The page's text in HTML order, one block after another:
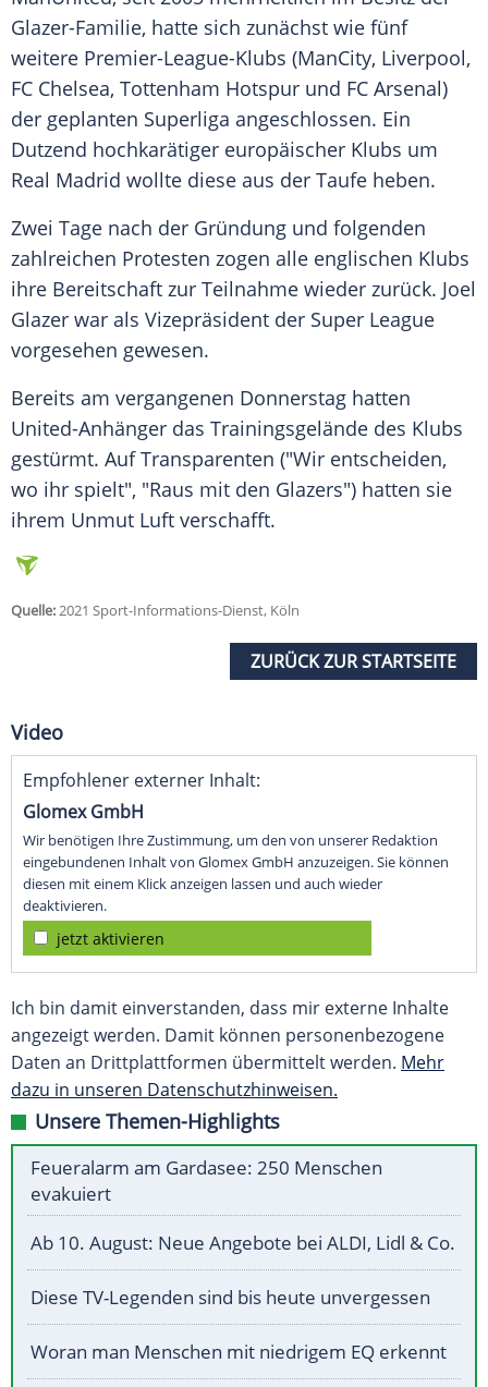
Glazer-Familie, hatte sich zunächst wie fünf
weitere Premier-League-Klubs (ManCity, Liverpool,
FC Chelsea, Tottenham Hotspur und FC Arsenal)
der geplanten Superliga angeschlossen. Ein
Dutzend hochkarätiger europäischer Klubs um
Real Madrid wollte diese aus der Taufe heben.
Zwei Tage nach der Gründung und folgenden
zahlreichen Protesten zogen alle englischen Klubs
ihre Bereitschaft zur Teilnahme wieder zurück. Joel
Glazer war als Vizepräsident der Super League
vorgesehen gewesen.
Bereits am vergangenen Donnerstag hatten
United-Anhänger das Trainingsgelände des Klubs
gestürmt. Auf Transparenten ("Wir entscheiden,
wo ihr spielt", "Raus mit den Glazers") hatten sie
ihrem Unmut Luft verschafft.
Quelle:2021 Sport-Informations-Dienst, Köln
ZURÜCK ZUR STARTSEITE
Video
Empfohlener externer Inhalt:
Glomex GmbH
Wir benötigen Ihre Zustimmung, um den von unserer Redaktion
eingebundenen Inhalt von Glomex GmbH anzuzeigen. Sie können
diesen mit einem Klick anzeigen lassen und auch wieder
deaktivieren.
jetzt aktivieren
Ich bin damit einverstanden, dass mir externe Inhalte
angezeigt werden. Damit können personenbezogene
Daten an Drittplattformen übermittelt werden. Mehr
dazu in unseren Datenschutzhinweisen.
Unsere Themen-Highlights
Feueralarm am Gardasee: 250 Menschen
evakuiert
Ab 10. August: Neue Angebote bei ALDI, Lidl & Co.
Diese TV-Legenden sind bis heute unvergessen
Woran man Menschen mit niedrigem EQ erkennt